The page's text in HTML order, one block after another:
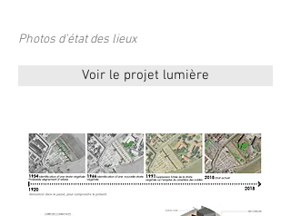
Photos d'état des lieux
Voir le projet lumière